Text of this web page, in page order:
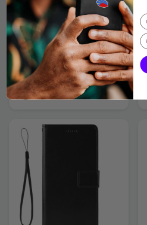
Flip Cover Xiaomi Mi 11
Ultra Effet Cuir Vintage
Stylisé
14,99 €
NoirBleu Foncé
Marron